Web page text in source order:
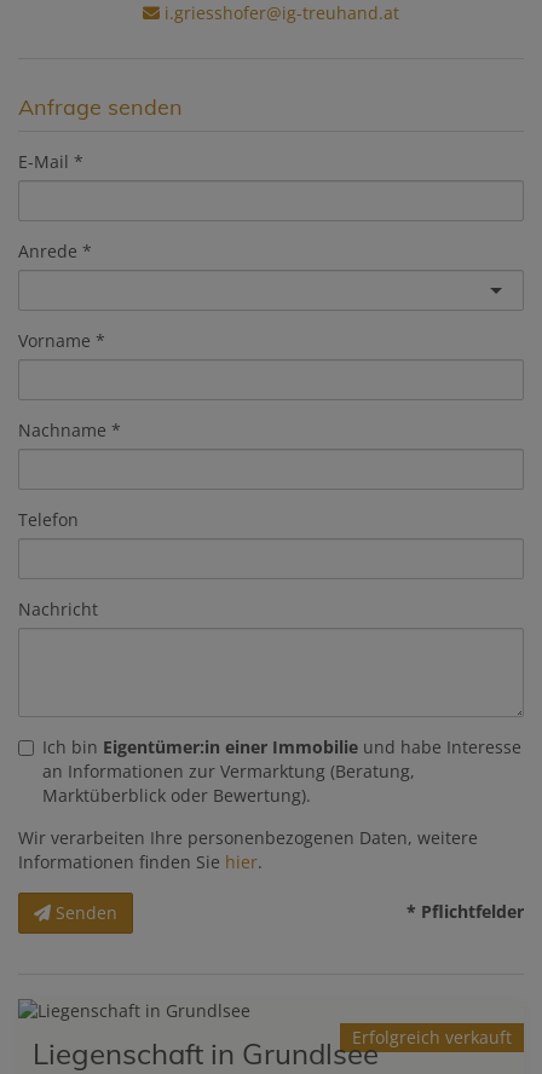
i.griesshofer@ig-treuhand.at
Anfrage senden
E-Mail
Anrede
Vorname
Nachname
Telefon
Nachricht
Ich bin Eigentümer:in einer Immobilie und habe Interesse
an Informationen zur Vermarktung (Beratung,
Marktüberblick oder Bewertung).
Wir verarbeiten Ihre personenbezogenen Daten, weitere
Informationen finden Sie hier.
Senden * Pflichtfelder
Erfolgreich verkauft
Liegenschaft in Grundlsee